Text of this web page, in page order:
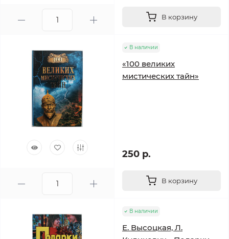
В корзину
В наличии
«100 великих
мистических тайн»
250 р.
В корзину
В наличии
Е. Высоцкая, Л.